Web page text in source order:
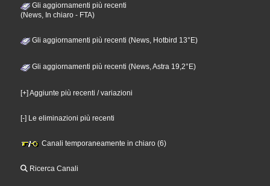
Gli aggiornamenti più recenti
(News, In chiaro - FTA)
Gli aggiornamenti più recenti (News, Hotbird 13°E)
Gli aggiornamenti più recenti (News, Astra 19,2°E)
[+] Aggiunte più recenti / variazioni
[-] Le eliminazioni più recenti
Canali temporaneamente in chiaro (6)
Ricerca Canali